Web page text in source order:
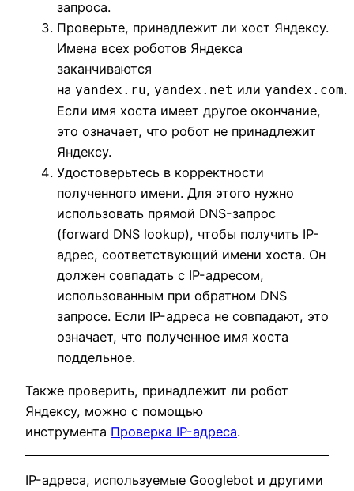
запроса.
Проверьте, принадлежит ли хост Яндексу.
Имена всех роботов Яндекса
заканчиваются
на yandex.ru, yandex.net или yandex.com.
Если имя хоста имеет другое окончание,
это означает, что робот не принадлежит
Яндексу.
Удостоверьтесь в корректности
полученного имени. Для этого нужно
использовать прямой DNS-запрос
(forward DNS lookup), чтобы получить IP-
адрес, соответствующий имени хоста. Он
должен совпадать с IP-адресом,
использованным при обратном DNS
запросе. Если IP-адреса не совпадают, это
означает, что полученное имя хоста
поддельное.
Также проверить, принадлежит ли робот
Яндексу, можно с помощью
инструмента Проверка IP-адреса.
IP-адреса, используемые Googlebot и другими